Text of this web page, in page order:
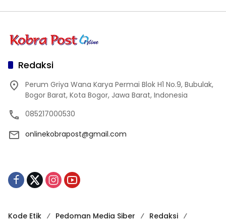
Redaksi
Perum Griya Wana Karya Permai Blok H1 No.9, Bubulak,
Bogor Barat, Kota Bogor, Jawa Barat, Indonesia
085217000530
onlinekobrapost@gmail.com
Kode Etik Pedoman Media Siber Redaksi